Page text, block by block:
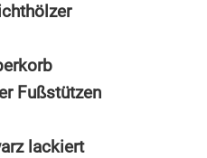
Fußstützen
lackiert